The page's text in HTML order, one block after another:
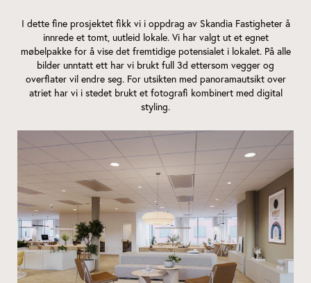
I dette fine prosjektet fikk vi i oppdrag av Skandia Fastigheter å
innrede et tomt, uutleid lokale. Vi har valgt ut et egnet
møbelpakke for å vise det fremtidige potensialet i lokalet. På alle
bilder unntatt ett har vi brukt full 3d ettersom vegger og
overflater vil endre seg. For utsikten med panoramautsikt over
atriet har vi i stedet brukt et fotografi kombinert med digital
styling.